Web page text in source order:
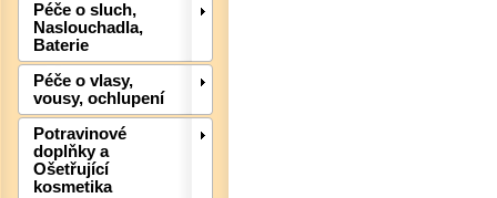
Péče o sluch,
Naslouchadla,
Baterie
Péče o vlasy,
vousy, ochlupení
Potravinové
doplňky a
Ošetřující
kosmetika